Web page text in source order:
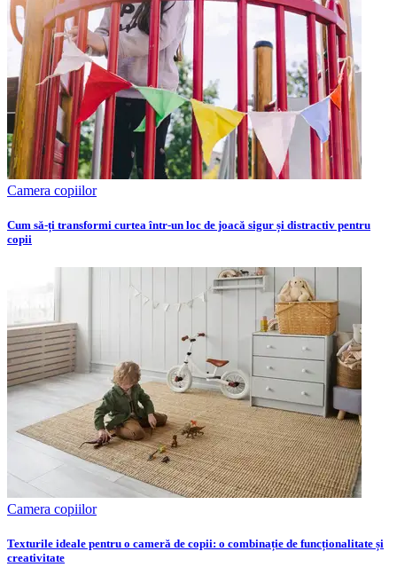
Camera copiilor
Cum să-ți transformi curtea într-un loc de joacă sigur și distractiv pentru
copii
Camera copiilor
Texturile ideale pentru o cameră de copii: o combinație de funcționalitate și
creativitate